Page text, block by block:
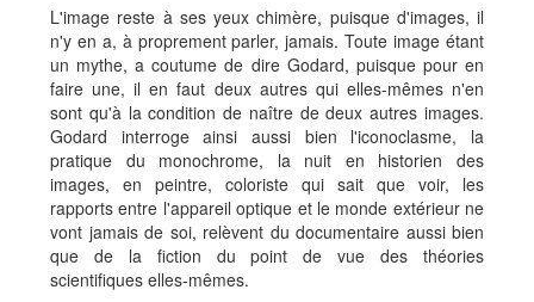
L'image reste à ses yeux chimère, puisque d'images, il
n'y en a, à proprement parler, jamais. Toute image étant
un mythe, a coutume de dire Godard, puisque pour en
faire une, il en faut deux autres qui elles-mêmes n'en
sont qu'à la condition de naître de deux autres images.
Godard interroge ainsi aussi bien l'iconoclasme, la
pratique du monochrome, la nuit en historien des
images, en peintre, coloriste qui sait que voir, les
rapports entre l'appareil optique et le monde extérieur ne
vont jamais de soi, relèvent du documentaire aussi bien
que de la fiction du point de vue des théories
scientifiques elles-mêmes.